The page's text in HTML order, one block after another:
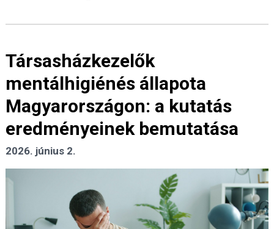
Társasházkezelők
mentálhigiénés állapota
Magyarországon: a kutatás
eredményeinek bemutatása
2026. június 2.